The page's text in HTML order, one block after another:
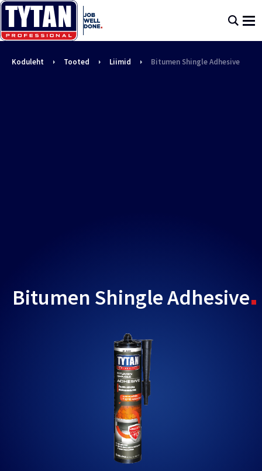
Koduleht Tooted Liimid Bitumen Shingle Adhesive
Bitumen Shingle Adhesive